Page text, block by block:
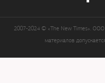
2007-2024 © «The New Times».
материалов